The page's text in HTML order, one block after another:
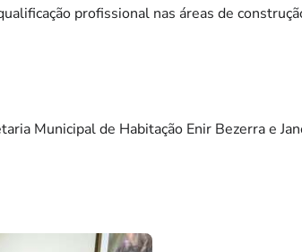
profissional nas áreas de
Municipal de Habitação Enir Bezerra e